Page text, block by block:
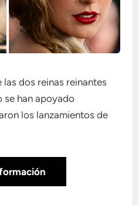
las dos reinas reinantes
se han apoyado
los lanzamientos de